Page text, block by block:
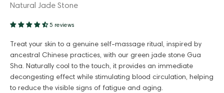
Natural Jade Stone
5 reviews
Treat your skin to a genuine self-massage ritual, inspired by
ancestral Chinese practices, with our green jade stone Gua
Sha. Naturally cool to the touch, it provides an immediate
decongesting effect while stimulating blood circulation, helping
to reduce the visible signs of fatigue and aging.